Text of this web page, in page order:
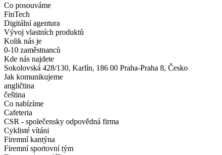
Co posouváme
FinTech
Digitální agentura
Vývoj vlastních produktů
Kolik nás je
0-10 zaměstnanců
Kde nás najdete
Sokolovská 428/130, Karlín, 186 00 Praha-Praha 8, Česko
Jak komunikujeme
angličtina
čeština
Co nabízíme
Cafeteria
CSR - společensky odpovědná firma
Cyklisté vítáni
Firemní kantýna
Firemní sportovní tým